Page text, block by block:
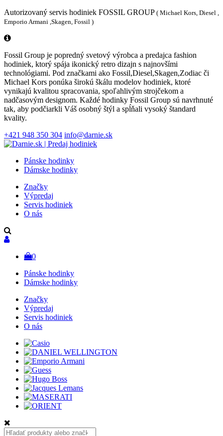
Autorizovaný servis hodiniek FOSSIL GROUP ( Michael Kors, Diesel ,
Emporio Armani ,Skagen, Fossil )
Fossil Group je popredný svetový výrobca a predajca fashion
hodiniek, ktorý spája ikonický retro dizajn s najnovšími
technológiami. Pod značkami ako Fossil,Diesel,Skagen,Zodiac či
Michael Kors ponúka širokú škálu modelov hodiniek, ktoré
vynikajú kvalitou spracovania, spoľahlivým strojčekom a
nadčasovým designom. Každé hodinky Fossil Group sú navrhnuté
tak, aby podčiarkli Váš osobný štýl a spĺňali vysoký štandard
kvality.
+421 948 350 304 info@darnie.sk
Pánske hodinky
Dámske hodinky
Značky
Výpredaj
Servis hodiniek
O nás
0
Pánske hodinky
Dámske hodinky
Značky
Výpredaj
Servis hodiniek
O nás
Hľadať: